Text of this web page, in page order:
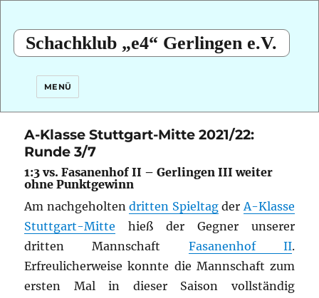
Schachklub „e4“ Gerlingen e.V.
MENÜ
A-Klasse Stuttgart-Mitte 2021/22:
Runde 3/7
1:3 vs. Fasanenhof II – Gerlingen III weiter
ohne Punktgewinn
Am nachgeholtendritten SpieltagderA-Klasse
Stuttgart-Mitte hieß der Gegner unserer
dritten Mannschaft Fasanenhof II.
Erfreulicherweise konnte die Mannschaft zum
ersten Mal in dieser Saison vollständig